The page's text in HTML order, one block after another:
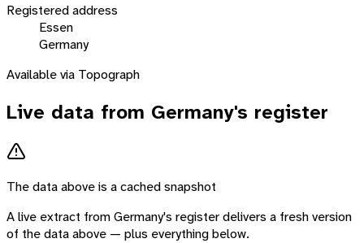
Registered address
Essen
Germany
Available via Topograph
Live data from Germany's register
The data above is a cached snapshot
A live extract fromGermany's register delivers a fresh version
of the data above — plus everything below.